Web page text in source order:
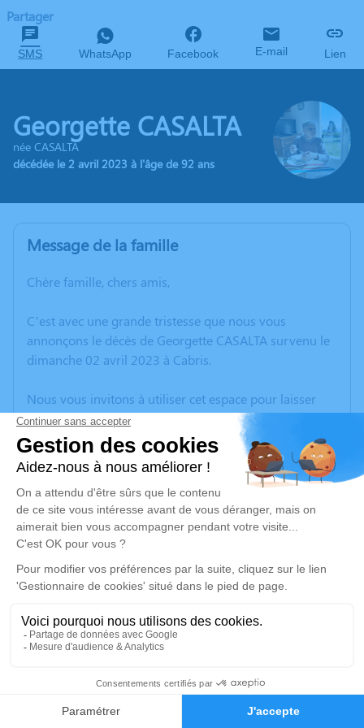
Faire-part Hommages
Partager
SMS WhatsApp Facebook E-mail Lien
Georgette CASALTA
née CASALTA
décédée le 2 avril 2023 à l'âge de 92 ans
Message de la famille
Chère famille, chers amis,
C’est avec une grande tristesse que nous vous
annonçons le décès de Georgette CASALTA survenu le
dimanche 02 avril 2023 à Cabris.
Nous vous invitons à utiliser cet espace pour laisser
vos condoléances, partager des photos souvenirs, une
anecdote ou exprimer vos pensées à travers des
poèmes ou des textes. Cet endroit est un lieu
d'expression dédié à honorer la mémoire de Georgette
CASALTA.
Un service de plantation d’arbre hommage est
disponible ici.
Je rends hommage
Cérémonie religieuse
Crématorium de Cannes
Chemin de la Plaine de Laval (La Bocca)